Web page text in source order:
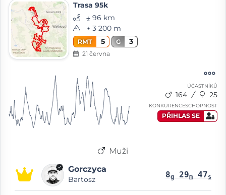
Trasa 95k
⨦ 96 km
+ 3 200 m
RMT 5 G 3
21 června
ÚČASTNÍKŮ
164 25
KONKURENCESCHOPNOST
PŘIHLAS SE
Muži
Gorczyca
Bartosz 8g 29m 47s